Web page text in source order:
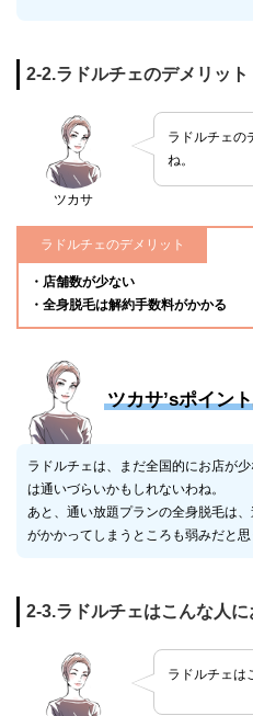
2-2.ラドルチェのデメリット
ツカサ
ラドルチェの
ね。
ラドルチェのデメリット
・店舗数が少ない
・全身脱毛は解約手数料がかかる
ツカサ’sポイント
ラドルチェは、まだ全国的にお店が
は通いづらいかもしれないわね。
あと、通い放題プランの全身脱毛は
がかかってしまうところも弱みだと思
2-3.ラドルチェはこんな人に
ラドルチェは